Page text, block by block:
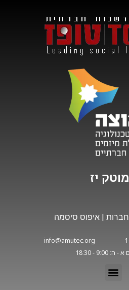
י זמ
| איפוס סיסמה
info@amutec.org
- ה: 9:00 - 18:30